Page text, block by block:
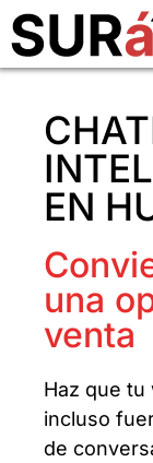
EN
una
venta
Haz que tu
incluso
de